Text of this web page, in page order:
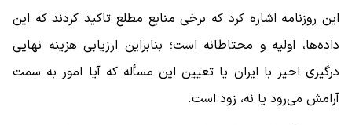
این روزنامه اشاره کرد که برخی منابع مطلع تاکید کردند که این
داده‌ها، اولیه و محتاطانه است؛ بنابراین ارزیابی هزینه نهایی
درگیری اخیر با ایران یا تعیین این مسأله که آیا امور به سمت
آرامش می‌رود یا نه، زود است.